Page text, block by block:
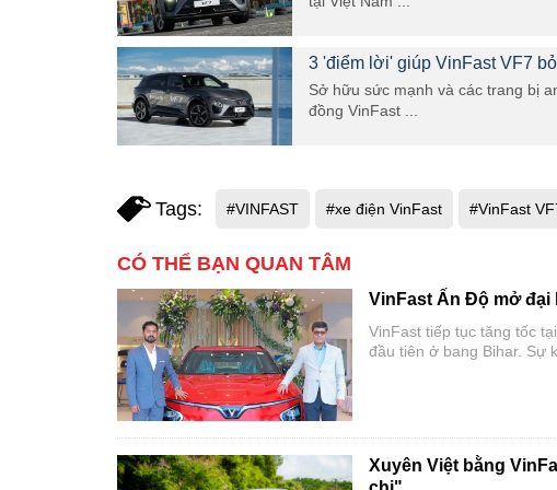
3 'điểm lời' giúp VinFast VF7
Sở hữu sức mạnh và các trang bị
đồng VinFast ...
Tags: #VINFAST #xe điện VinFast #VinFast
CÓ THỂ BẠN QUAN TÂM
VinFast Ấn Độ mở
VinFast tiếp tục tăng tốc
đầu tiên ở bang Bihar. Sự
Xuyên Việt bằng